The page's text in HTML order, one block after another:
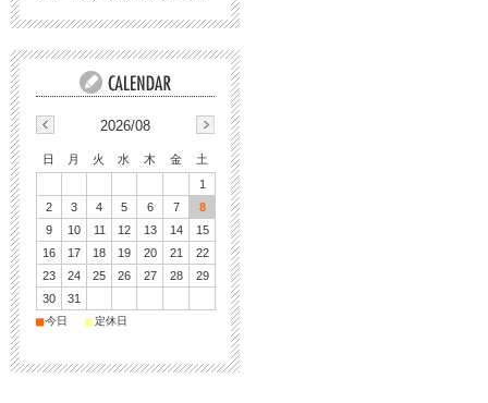
2026/08
日 月 火 水 木 金
土
1
2
3 4 5 6 7
8
9
10 11 12 13 14
15
16
17 18 19 20 21
22
23
24 25 26 27 28
29
30
31
■今日 ■定休日